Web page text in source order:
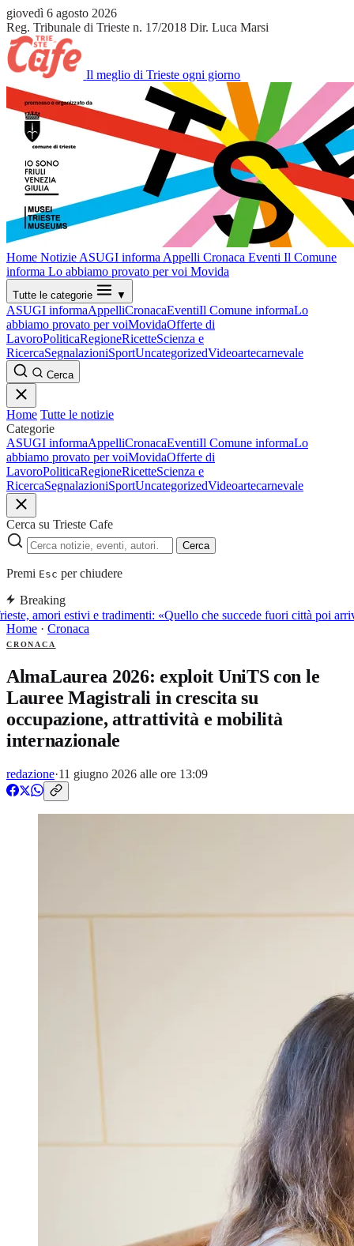
giovedì 6 agosto 2026
Reg. Tribunale di Trieste n. 17/2018 Dir. Luca Marsi
Il meglio di Trieste ogni giorno
Home Notizie ASUGI informa Appelli Cronaca Eventi Il Comune
informa Lo abbiamo provato per voi Movida
Tutte le categorie ▼
ASUGI informaAppelliCronacaEventiIl Comune informaLo
abbiamo provato per voiMovidaOfferte di
LavoroPoliticaRegioneRicetteScienza e
RicercaSegnalazioniSportUncategorizedVideoartecarnevale
Cerca
Home Tutte le notizie
Categorie
ASUGI informaAppelliCronacaEventiIl Comune informaLo
abbiamo provato per voiMovidaOfferte di
LavoroPoliticaRegioneRicetteScienza e
RicercaSegnalazioniSportUncategorizedVideoartecarnevale
Cerca su Trieste Cafe
Cerca
Premi Esc per chiudere
Breaking
amori estivi e tradimenti: «Quello che succede fuori città poi
Home · Cronaca
CRONACA
AlmaLaurea 2026: exploit UniTS con le
Lauree Magistrali in crescita su
occupazione, attrattività e mobilità
internazionale
redazione·11 giugno 2026 alle ore 13:09